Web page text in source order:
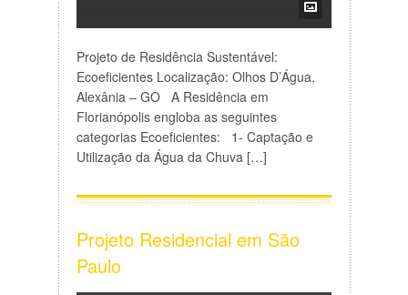
Projeto de Residência Sustentável:
Ecoeficientes Localização: Olhos D’Água,
Alexânia – GO A Residência em
Florianópolis engloba as seguintes
categorias Ecoeficientes: 1- Captação e
Utilização da Água da Chuva […]
Projeto Residencial em São
Paulo